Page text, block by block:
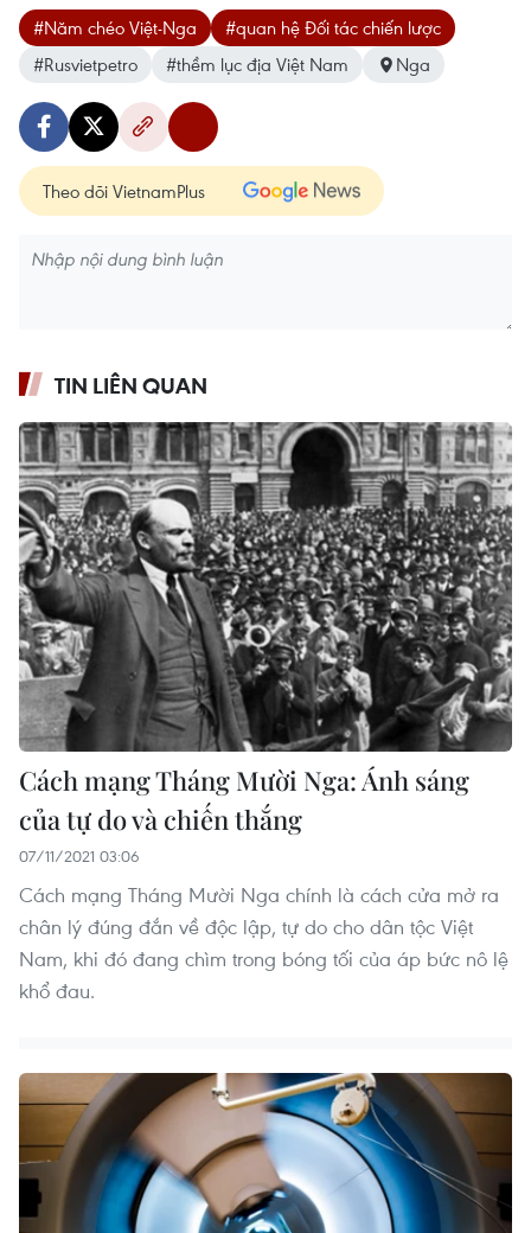
#Năm chéo Việt-Nga
#quan hệ Đối tác chiến lược
#Rusvietpetro
#thềm lục địa Việt Nam Nga
Theo dõi VietnamPlus
TIN LIÊN QUAN
Cách mạng Tháng Mười Nga: Ánh sáng
của tự do và chiến thắng
07/11/2021 03:06
Cách mạng Tháng Mười Nga chính là cách cửa mở ra
chân lý đúng đắn về độc lập, tự do cho dân tộc Việt
Nam, khi đó đang chìm trong bóng tối của áp bức nô lệ
khổ đau.